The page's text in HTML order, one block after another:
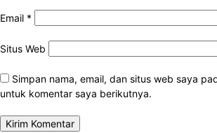
Email *
Situs Web
Simpan nama, email, dan situs web saya
untuk komentar saya berikutnya.